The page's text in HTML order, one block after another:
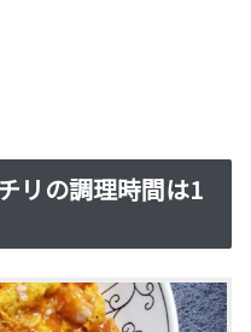
リの調理時間は1